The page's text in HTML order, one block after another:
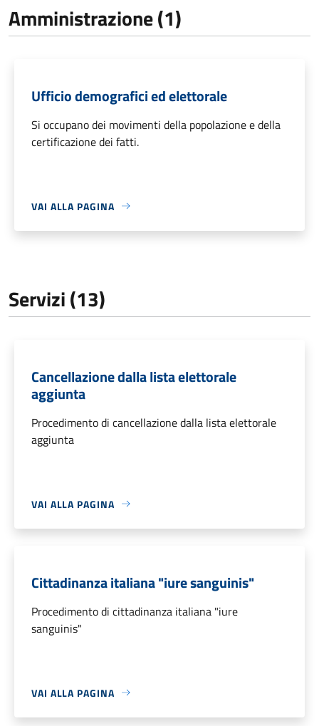
Amministrazione (1)
Ufficio demografici ed elettorale
Si occupano dei movimenti della popolazione e della
certificazione dei fatti.
VAI ALLA PAGINA
Servizi (13)
Cancellazione dalla lista elettorale
aggiunta
Procedimento di cancellazione dalla lista elettorale
aggiunta
VAI ALLA PAGINA
Cittadinanza italiana "iure sanguinis"
Procedimento di cittadinanza italiana "iure
sanguinis"
VAI ALLA PAGINA